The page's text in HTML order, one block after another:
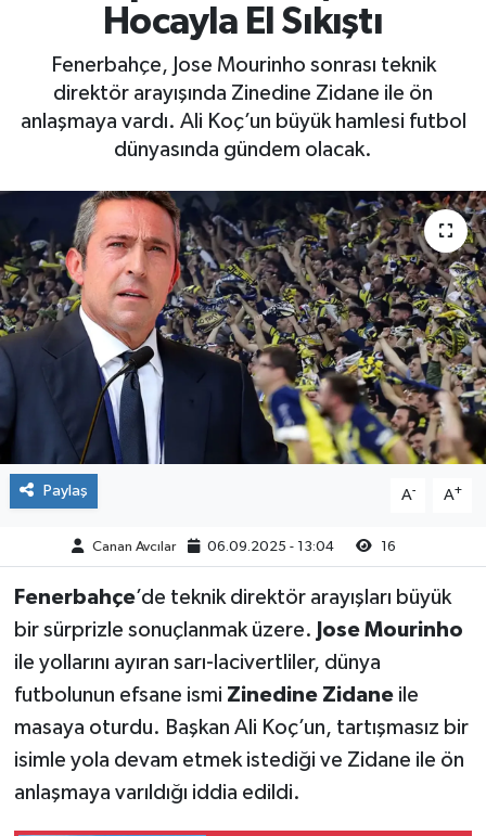
Hocayla El Sıkıştı
Fenerbahçe, Jose Mourinho sonrası teknik
direktör arayışında Zinedine Zidane ile ön
anlaşmaya vardı. Ali Koç’un büyük hamlesi futbol
dünyasında gündem olacak.
Paylaş A- A+
Canan Avcılar 06.09.2025 - 13:04 16
Fenerbahçe’de teknik direktör arayışları büyük
bir sürprizle sonuçlanmak üzere. Jose Mourinho
ile yollarını ayıran sarı-lacivertliler, dünya
futbolunun efsane ismi Zinedine Zidane ile
masaya oturdu. Başkan Ali Koç’un, tartışmasız bir
isimle yola devam etmek istediği ve Zidane ile ön
anlaşmaya varıldığı iddia edildi.
Yaşam